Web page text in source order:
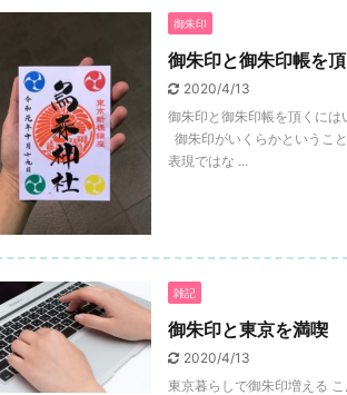
御朱印
御朱印と御朱印帳を
2020/4/13
御朱印と御朱印帳を頂くに
御朱印がいくらかというこ
表現ではな ...
雑記
御朱印と東京を満喫
2020/4/13
東京暮らしで御朱印増える